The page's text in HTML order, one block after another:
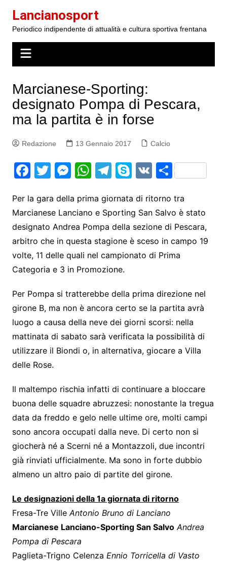
contenuto
Lancianosport
Periodico indipendente di attualità e cultura sportiva frentana
Marcianese-Sporting:
designato Pompa di Pescara,
ma la partita è in forse
Redazione 13 Gennaio 2017 Calcio
F
c
e
b
o
o
T
itt
er
M
s
s
e
n
g
W
at
s
A
p
p
T
e
gr
a
m
S
y
p
e
V S
ar
e
Per la gara della prima giornata di ritorno tra
Marcianese Lanciano e Sporting San Salvo è stato
designato Andrea Pompa della sezione di Pescara,
arbitro che in questa stagione è sceso in campo 19
volte, 11 delle quali nel campionato di Prima
Categoria e 3 in Promozione.
Per Pompa si tratterebbe della prima direzione nel
girone B, ma non è ancora certo se la partita avrà
luogo a causa della neve dei giorni scorsi: nella
mattinata di sabato sarà verificata la possibilità di
utilizzare il Biondi o, in alternativa, giocare a Villa
delle Rose.
Il maltempo rischia infatti di continuare a bloccare
buona delle squadre abruzzesi: nonostante la tregua
data da freddo e gelo nelle ultime ore, molti campi
sono ancora occupati dalla neve. Di certo non si
giocherà né a Scerni né a Montazzoli, due incontri
già rinviati ufficialmente. Ma sono in forte dubbio
almeno un altro paio di partite del girone.
Le designazioni della 1a giornata di ritorno
Fresa-Tre VilleAntonio Bruno di Lanciano
Marcianese Lanciano-Sporting San Salvo Andrea
Pompa di Pescara
Paglieta-Trigno Celenza Ennio Torricella di Vasto